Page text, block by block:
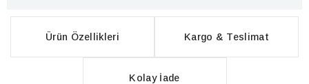
Ürün Özellikleri Kargo & Teslimat
Kolay İade